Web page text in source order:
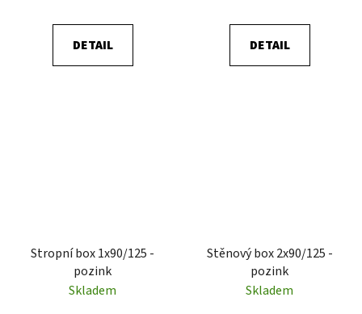
DETAIL DETAIL
Stropní box 1x90/125 -
pozink
Skladem
Stěnový box 2x90/125 -
pozink
Skladem